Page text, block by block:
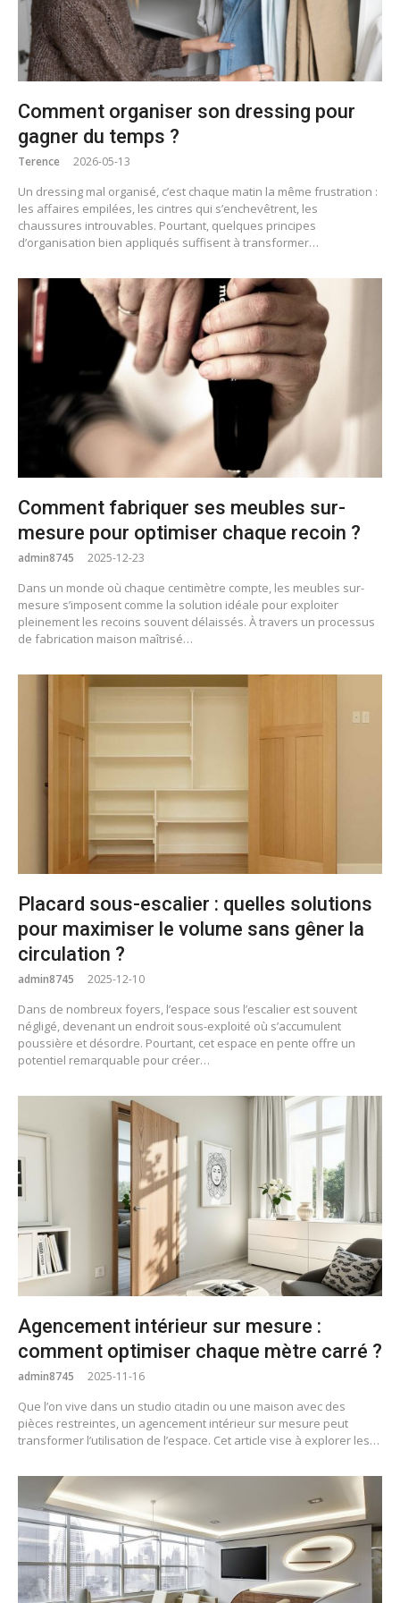
Comment organiser son dressing pour
gagner du temps ?
Terence 2026-05-13
Un dressing mal organisé, c’est chaque matin la même frustration :
les affaires empilées, les cintres qui s’enchevêtrent, les
chaussures introuvables. Pourtant, quelques principes
d’organisation bien appliqués suffisent à transformer…
Comment fabriquer ses meubles sur-
mesure pour optimiser chaque recoin ?
admin8745 2025-12-23
Dans un monde où chaque centimètre compte, les meubles sur-
mesure s’imposent comme la solution idéale pour exploiter
pleinement les recoins souvent délaissés. À travers un processus
de fabrication maison maîtrisé…
Placard sous-escalier : quelles solutions
pour maximiser le volume sans gêner la
circulation ?
admin8745 2025-12-10
Dans de nombreux foyers, l’espace sous l’escalier est souvent
négligé, devenant un endroit sous-exploité où s’accumulent
poussière et désordre. Pourtant, cet espace en pente offre un
potentiel remarquable pour créer…
Agencement intérieur sur mesure :
comment optimiser chaque mètre carré ?
admin8745 2025-11-16
Que l’on vive dans un studio citadin ou une maison avec des
pièces restreintes, un agencement intérieur sur mesure peut
transformer l’utilisation de l’espace. Cet article vise à explorer les…